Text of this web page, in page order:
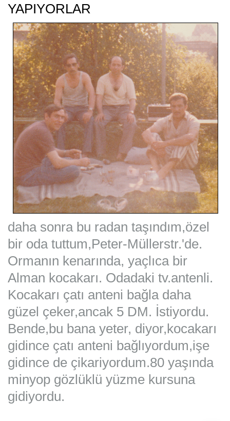
YAPIYORLAR
daha sonra bu radan taşındım,özel
bir oda tuttum,Peter-Müllerstr.'de.
Ormanın kenarında, yaçlıca bir
Alman kocakarı. Odadaki tv.antenli.
Kocakarı çatı anteni bağla daha
güzel çeker,ancak 5 DM. İstiyordu.
Bende,bu bana yeter, diyor,kocakarı
gidince çatı anteni bağlıyordum,işe
gidince de çikariyordum.80 yaşında
minyop gözlüklü yüzme kursuna
gidiyordu.